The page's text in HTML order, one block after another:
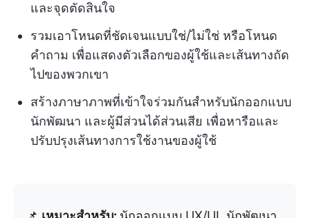
และจุดตัดสินใจ
รวมเอาโหนดที่ชัดเจนแบบใช่/ไม่ใช่ หรือโหนด
คำถาม เพื่อแสดงตัวเลือกของผู้ใช้และเส้นทางถัด
ไปของพวกเขา
สร้างภาษาภาพที่เข้าใจร่วมกันสำหรับนักออกแบบ
นักพัฒนา และผู้มีส่วนได้ส่วนเสีย เพื่อหารือและ
ปรับปรุงเส้นทางการใช้งานของผู้ใช้